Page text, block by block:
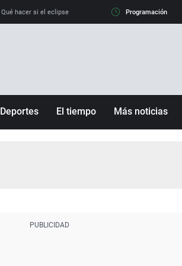
Qué hacer si el eclipse me pilla conduciendo Qué tiempo
Programación
Deportes El tiempo Más noticias